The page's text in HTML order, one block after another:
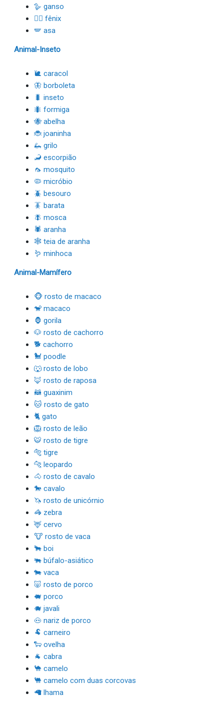
🪿 ganso
🐦‍🔥 fênix
🪽 asa
Animal-Inseto
🐌 caracol
🦋 borboleta
🐛 inseto
🐜 formiga
🐝 abelha
🐞 joaninha
🦗 grilo
🦂 escorpião
🦟 mosquito
🦠 micróbio
🪲 besouro
🪳 barata
🪰 mosca
🕷 aranha
🕸 teia de aranha
🪱 minhoca
Animal-Mamífero
🐵 rosto de macaco
🐒 macaco
🦍 gorila
🐶 rosto de cachorro
🐕 cachorro
🐩 poodle
🐺 rosto de lobo
🦊 rosto de raposa
🦝 guaxinim
🐱 rosto de gato
🐈 gato
🦁 rosto de leão
🐯 rosto de tigre
🐅 tigre
🐆 leopardo
🐴 rosto de cavalo
🐎 cavalo
🦄 rosto de unicórnio
🦓 zebra
🦌 cervo
🐮 rosto de vaca
🐂 boi
🐃 búfalo-asiático
🐄 vaca
🐷 rosto de porco
🐖 porco
🐗 javali
🐽 nariz de porco
🐏 carneiro
🐑 ovelha
🐐 cabra
🐪 camelo
🐫 camelo com duas corcovas
🦙 lhama